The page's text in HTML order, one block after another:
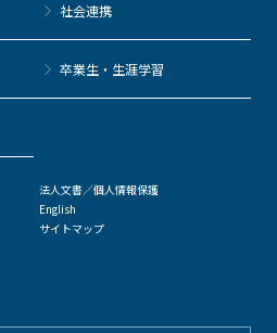
社会連携
卒業生・生涯学習
法人文書／個人情報保護
English
サイトマップ